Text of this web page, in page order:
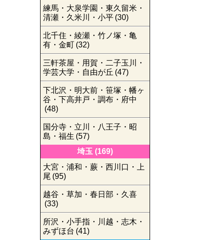
練馬・大泉学園・東久留米・
清瀬・久米川・小平 (30)
北千住・綾瀬・竹ノ塚・亀
有・金町 (32)
三軒茶屋・用賀・二子玉川・
学芸大学・自由が丘 (47)
下北沢・明大前・笹塚・幡ヶ
谷・下高井戸・調布・府中
(48)
国分寺・立川・八王子・昭
島・福生 (57)
埼玉 (169)
大宮・浦和・蕨・西川口・上
尾 (95)
越谷・草加・春日部・久喜
(33)
所沢・小手指・川越・志木・
みずほ台 (41)